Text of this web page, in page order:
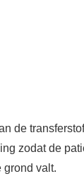
de
zodat de
grond valt.